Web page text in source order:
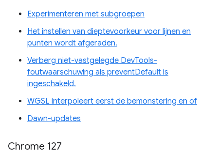
Experimenteren met subgroepen
Het instellen van dieptevoorkeur voor lijnen en
punten wordt afgeraden.
Verberg niet-vastgelegde DevTools-
foutwaarschuwing als preventDefault is
ingeschakeld.
WGSL interpoleert eerst de bemonstering en of
Dawn-updates
Chrome 127